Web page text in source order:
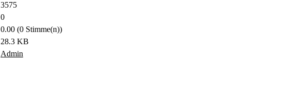
3575
0
0.00 (0 Stimme(n))
28.3 KB
Admin